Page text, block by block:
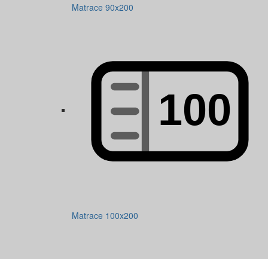
Matrace 90x200
Matrace 100x200